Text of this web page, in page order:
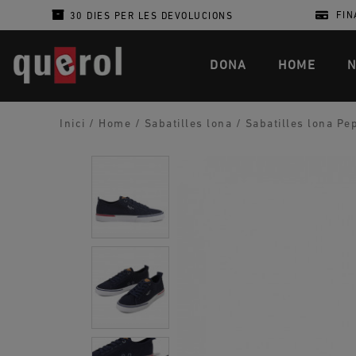
30 DIES PER LES DEVOLUCIONS
DONA HOME
Inici / Home / Sabatilles lona / Sabatilles lona